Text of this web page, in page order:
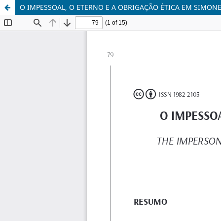
O IMPESSOAL, O ETERNO E A OBRIGAÇÃO ÉTICA EM